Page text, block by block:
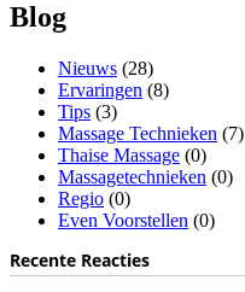
Blog
Nieuws (28)
Ervaringen (8)
Tips (3)
Massage Technieken (7)
Thaise Massage (0)
Massagetechnieken (0)
Regio (0)
Even Voorstellen (0)
Recente Reacties